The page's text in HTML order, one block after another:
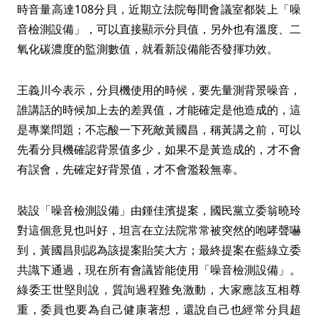
時音量高達108分貝，近期立法院每間會議室都裝上「噪
音檢測設備」，可以直接顯示分貝值，另外也有溫度、二
氧化碳濃度的監測數值，就看新設備能否發揮功效。
王義川今表示，分貝機使用的時候，要先量測背景噪音，
誰講話的時候加上去的差異值，才能確定是他造成的，這
是專業問題；不忘酸一下死敵黃國昌，稱黃講之前，可以
先看分貝機確認背景值多少，如果不是黃造成的，才不會
有誤會，先確定好背景值，才不會濫殺無辜。
裝設「噪音檢測設備」由鍾佳濱提案，國民黨立委翁曉玲
對這個意見也叫好，坦言在立法院常常被突然的咆哮聲嚇
到，黃國昌則認為該提案貽笑大方；最終提案在藍綠立委
共識下通過，現在所有會議皆能使用「噪音檢測設備」。
綠委王世堅則說，質詢過程難免激動，大家應該互相尊
重，委員也要為自己健康著想，還說自己也經常分貝超